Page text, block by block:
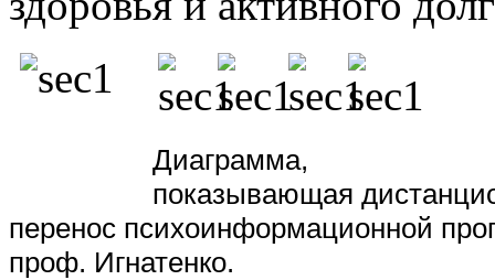
Диаграмма,
показывающая
перенос психоинформационной
проф. Игнатенко.